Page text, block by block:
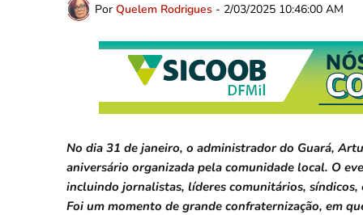
Por Quelem Rodrigues - 2/03/2025 10:46:00 AM
No dia 31 de janeiro, o administrador do Guará,
aniversário organizada pela comunidade local. O
incluindo jornalistas, líderes comunitários, síndicos,
Foi um momento de grande confraternização, em